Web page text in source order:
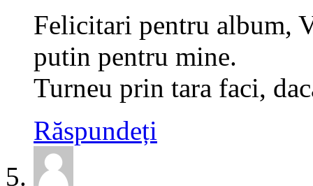
Felicitari pentru
putin pentru mine.
Turneu prin tara faci,
Răspundeți